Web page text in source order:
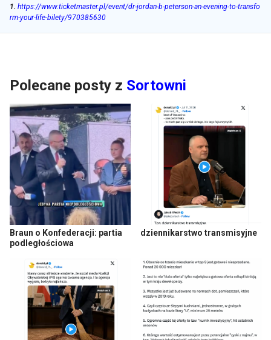
1. https://www.ticketmaster.pl/event/dr-jordan-b-peterson-an-evening-to-transfo
rm-your-life-bilety/970385630
Polecane posty z Sortowni
Braun o Konfederacji: partia
podległościowa
dziennikarstwo transmisyjne